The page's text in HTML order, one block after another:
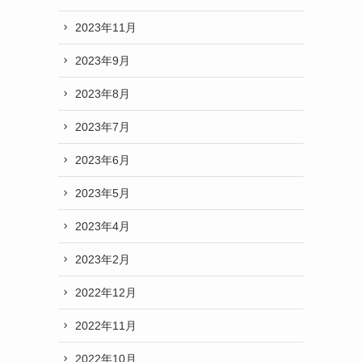
2023年11月
2023年9月
2023年8月
2023年7月
2023年6月
2023年5月
2023年4月
2023年2月
2022年12月
2022年11月
2022年10月